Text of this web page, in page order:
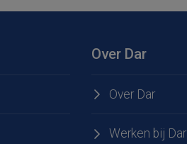
Over Dar
Over Dar
Werken bij Dar